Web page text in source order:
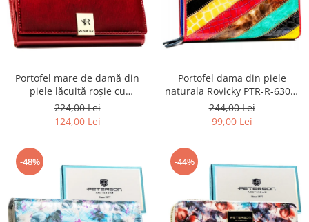
Portofel mare de damă din
piele lăcuită roșie cu
închidere cu capsă - Rovicky
224,00 Lei
124,00 Lei
Portofel dama din piele
naturala Rovicky PTR-R-6303-
PAT-6939 MULT
244,00 Lei
99,00 Lei
-48% -44%